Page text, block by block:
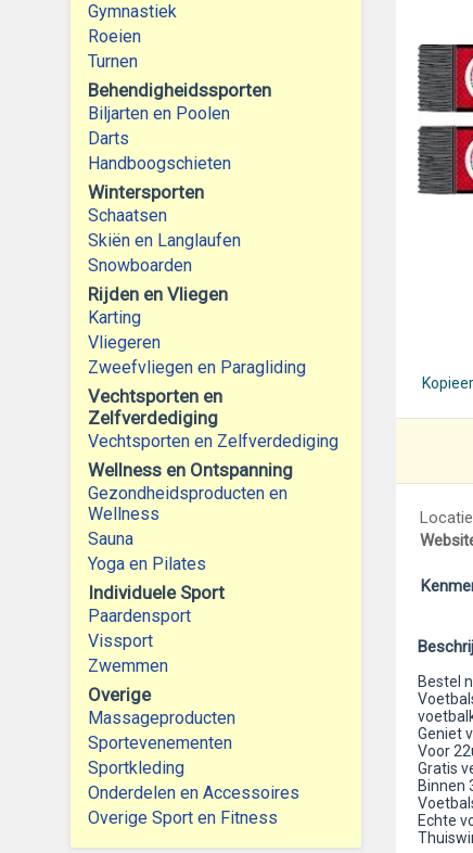
Gymnastiek
Roeien
Turnen
Behendigheidssporten
Biljarten en Poolen
Darts
Handboogschieten
Wintersporten
Schaatsen
Skiën en Langlaufen
Snowboarden
Rijden en Vliegen
Karting
Vliegeren
Zweefvliegen en Paragliding
Vechtsporten en
Zelfverdediging
Vechtsporten en Zelfverdediging
Wellness en Ontspanning
Gezondheidsproducten en
Wellness
Sauna
Yoga en Pilates
Individuele Sport
Paardensport
Vissport
Zwemmen
Overige
Massageproducten
Sportevenementen
Sportkleding
Onderdelen en Accessoires
Overige Sport en Fitness
Locatie
Bestel
Geniet
Voor
Gratis
Binnen
Echte